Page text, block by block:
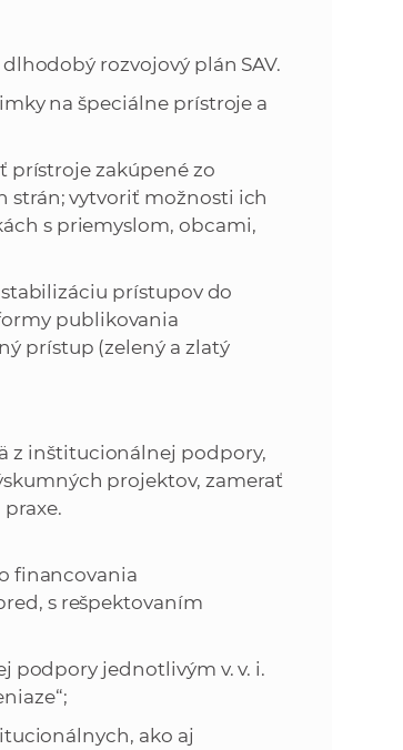
rozvojový plán SAV.
na špeciálne prístroje a
zakúpené zo
strán; vytvoriť možnosti ich
s priemyslom, obcami,
prístupov do
publikovania
prístup (zelený a zlatý
z inštitucionálnej podpory,
projektov, zamerať
financovania
s rešpektovaním
jednotlivým v. v. i.
ako aj